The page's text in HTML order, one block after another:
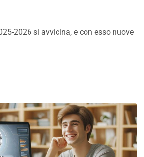
2026 si avvicina, e con esso nuove